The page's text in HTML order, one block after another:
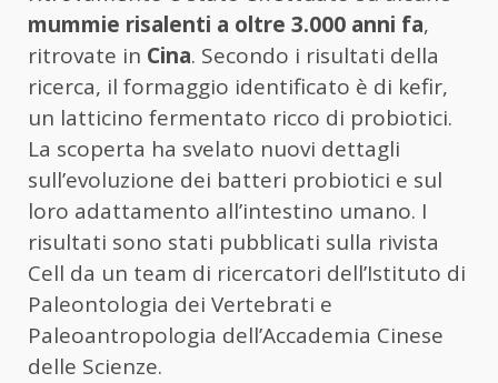
mummie risalenti a oltre 3.000 anni fa,
ritrovate in Cina. Secondo i risultati della
ricerca, il formaggio identificato è di kefir,
un latticino fermentato ricco di probiotici.
La scoperta ha svelato nuovi dettagli
sull’evoluzione dei batteri probiotici e sul
loro adattamento all’intestino umano. I
risultati sono stati pubblicati sulla rivista
Cell da un team di ricercatori dell’Istituto di
Paleontologia dei Vertebrati e
Paleoantropologia dell’Accademia Cinese
delle Scienze.